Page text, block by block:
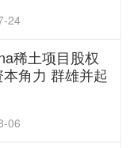
24
稀土项目股权
角力 群雄并起
06